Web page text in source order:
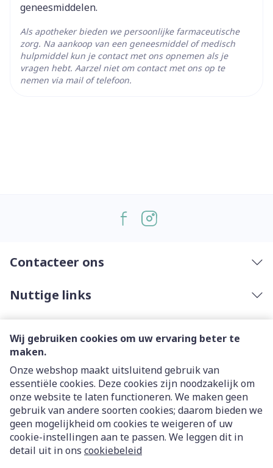
Wij gebruiken cookies om uw ervaring beter te
maken.
Onze webshop maakt uitsluitend gebruik van
essentiële cookies. Deze cookies zijn noodzakelijk om
onze website te laten functioneren. We maken geen
gebruik van andere soorten cookies; daarom bieden we
geen mogelijkheid om cookies te weigeren of uw
cookie-instellingen aan te passen. We leggen dit in
detail uit in ons cookiebeleid
geneesmiddelen.
Als apotheker bieden we persoonlijke farmaceutische
zorg. Na aankoop van een geneesmiddel of medisch
hulpmiddel kun je contact met ons opnemen als je
vragen hebt. Aarzel niet om contact met ons op te
nemen via mail of telefoon.
Contacteer ons
Nuttige links
Juridische links